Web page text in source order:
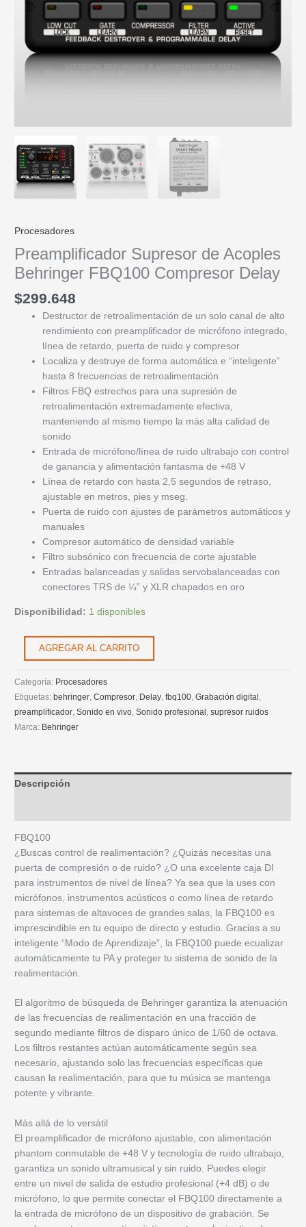
Procesadores
Preamplificador Supresor de Acoples
Behringer FBQ100 Compresor Delay
$299.648
Destructor de retroalimentación de un solo canal de alto
rendimiento con preamplificador de micrófono integrado,
línea de retardo, puerta de ruido y compresor
Localiza y destruye de forma automática e “inteligente”
hasta 8 frecuencias de retroalimentación
Filtros FBQ estrechos para una supresión de
retroalimentación extremadamente efectiva,
manteniendo al mismo tiempo la más alta calidad de
sonido
Entrada de micrófono/línea de ruido ultrabajo con control
de ganancia y alimentación fantasma de +48 V
Línea de retardo con hasta 2,5 segundos de retraso,
ajustable en metros, pies y mseg.
Puerta de ruido con ajustes de parámetros automáticos y
manuales
Compresor automático de densidad variable
Filtro subsónico con frecuencia de corte ajustable
Entradas balanceadas y salidas servobalanceadas con
conectores TRS de ¼” y XLR chapados en oro
Disponibilidad: 1 disponibles
AGREGAR AL CARRITO
Categoría: Procesadores
Etiquetas:behringer,Compresor, Delay,fbq100,Grabación digital,
preamplificador,Sonido en vivo,Sonido profesional,supresor ruidos
Marca: Behringer
Descripción
FBQ100
¿Buscas control de realimentación? ¿Quizás necesitas una
puerta de compresión o de ruido? ¿O una excelente caja DI
para instrumentos de nivel de línea? Ya sea que la uses con
micrófonos, instrumentos acústicos o como línea de retardo
para sistemas de altavoces de grandes salas, la FBQ100 es
imprescindible en tu equipo de directo y estudio. Gracias a su
inteligente “Modo de Aprendizaje”, la FBQ100 puede ecualizar
automáticamente tu PA y proteger tu sistema de sonido de la
realimentación.
El algoritmo de búsqueda de Behringer garantiza la atenuación
de las frecuencias de realimentación en una fracción de
segundo mediante filtros de disparo único de 1/60 de octava.
Los filtros restantes actúan automáticamente según sea
necesario, ajustando solo las frecuencias específicas que
causan la realimentación, para que tu música se mantenga
potente y vibrante.
Más allá de lo versátil
El preamplificador de micrófono ajustable, con alimentación
phantom conmutable de +48 V y tecnología de ruido ultrabajo,
garantiza un sonido ultramusical y sin ruido. Puedes elegir
entre un nivel de salida de estudio profesional (+4 dB) o de
micrófono, lo que permite conectar el FBQ100 directamente a
la entrada de micrófono de un dispositivo de grabación. Se